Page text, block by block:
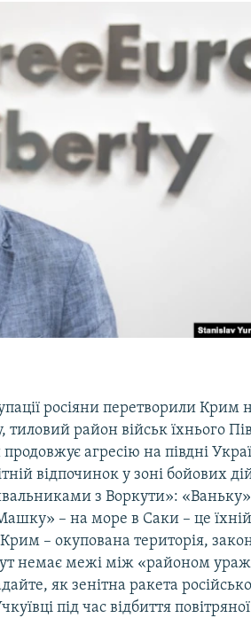
росіяни перетворили Крим
тиловий район військ їхнього
продовжує агресію на півдні
відпочинок у зоні бойових
з Воркути»:
– на море в Саки – це їхній
– окупована територія,
немає межі між «районом
як зенітна ракета
під час відбиття